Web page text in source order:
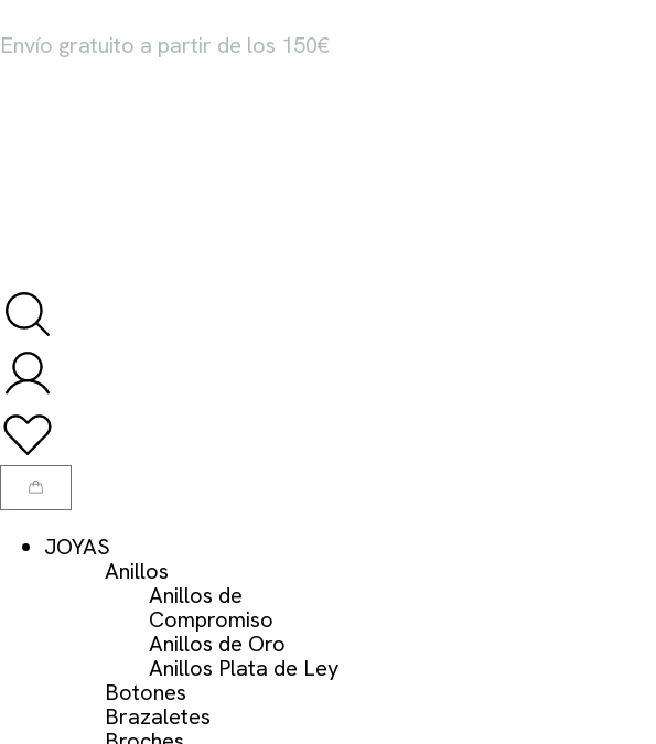
Envío gratuito a partir de los 150€
JOYAS
Anillos
Anillos de
Compromiso
Anillos de Oro
Anillos Plata de Ley
Botones
Brazaletes